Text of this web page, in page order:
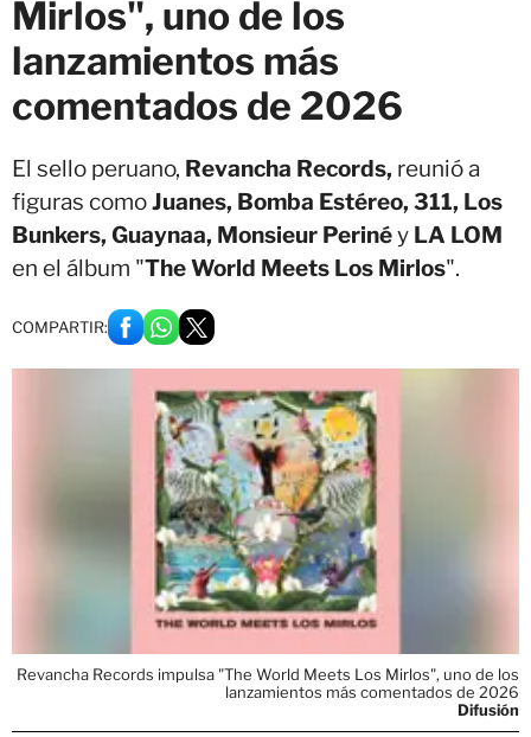
Mirlos", uno de los
lanzamientos más
comentados de 2026
El sello peruano, Revancha Records, reunió a
figuras comoJuanes, Bomba Estéreo, 311, Los
Bunkers, Guaynaa, Monsieur Perinéy LA LOM
en el álbum "The World Meets Los Mirlos".
COMPARTIR:
Revancha Records impulsa "The World Meets Los Mirlos", uno de los
lanzamientos más comentados de 2026
Difusión